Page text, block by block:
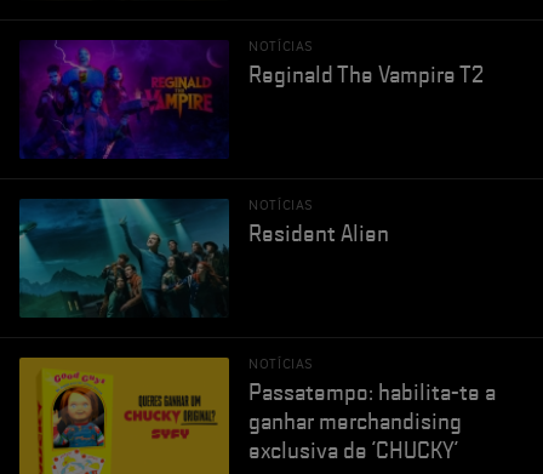
NOTÍCIAS
Reginald The Vampire T2
NOTÍCIAS
Resident Alien
NOTÍCIAS
Passatempo: habilita-te a
ganhar merchandising
exclusiva de 'CHUCKY'